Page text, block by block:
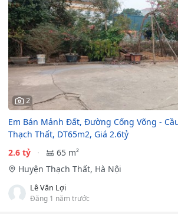
2
Em Bán Mảnh Đất, Đường Cống Võng -
Thạch Thất, DT65m2, Giá 2.6tỷ
2.6 tỷ
65 m²
Huyện Thạch Thất, Hà Nội
Lê Văn Lợi
Đăng 1 năm trước